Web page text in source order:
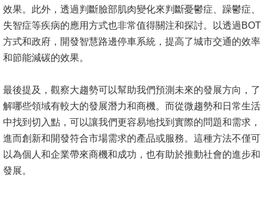
告
國
際
化
高
教
深
耕
辦
效果。此外，透過判斷臉部肌肉變化來判斷憂鬱症、躁鬱症、
失智症等疾病的應用方式也非常值得關注和探討。以透過BOT
方式和政府，開發智慧路邊停車系統，提高了城市交通的效率
和節能減碳的效果。
最後提及，觀察大趨勢可以幫助我們預測未來的發展方向，了
解哪些領域有較大的發展潛力和商機。而從微趨勢和日常生活
中找到切入點，可以讓我們更容易地找到實際的問題和需求，
進而創新和開發符合市場需求的產品或服務。這種方法不僅可
以為個人和企業帶來商機和成功，也有助於推動社會的進步和
發展。